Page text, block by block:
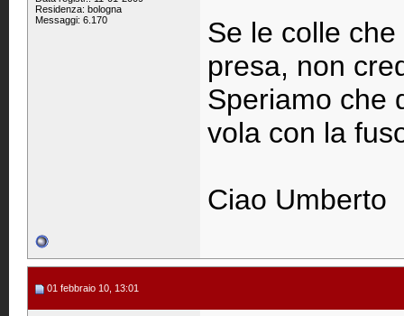
Residenza: bologna
Messaggi: 6.170
Se le colle
presa, non
Speriamo che
vola con la
Ciao Umberto
01 febbraio 10, 13:01